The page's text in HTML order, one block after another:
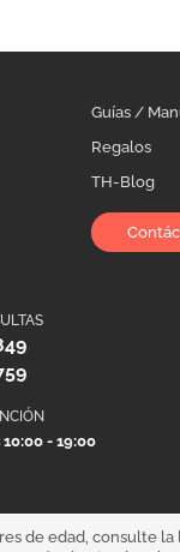
Guías /
Regalos
TH-Blog
- 19:00
de edad, consulte